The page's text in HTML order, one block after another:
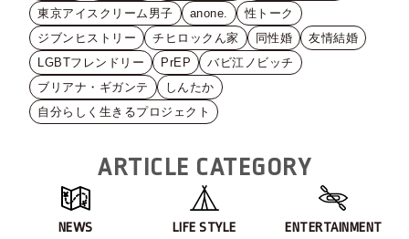
東京アイスクリーム男子
anone.
性トーク
ジブンヒストリー
チヒロックん家 同性婚
友情結婚
LGBTフレンドリー
PrEP
バビ江ノビッチ
ブリアナ・ギガンテ
しんたか
自分らしく生きるプロジェクト
ARTICLE CATEGORY
NEWS LIFE STYLE ENTERTAINMENT